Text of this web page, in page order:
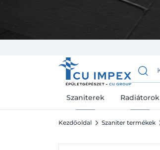
Szaniterek Radiátorok
Kezdőoldal Szaniter termékek